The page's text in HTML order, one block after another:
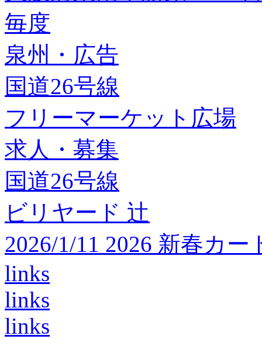
毎度
泉州・広告
国道26号線
フリーマーケット広場
求人・募集
国道26号線
ビリヤード 辻
2026/1/11 2026 新春カ
links
links
links